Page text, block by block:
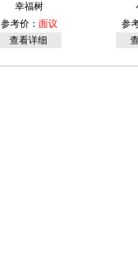
幸福树
参考价： 面议
查看详细
参